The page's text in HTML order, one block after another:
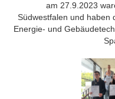
am 27.9.2023
Südwestfalen und haben
Energie- und